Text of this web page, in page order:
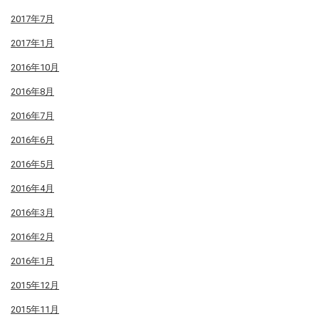
2017年7月
2017年1月
2016年10月
2016年8月
2016年7月
2016年6月
2016年5月
2016年4月
2016年3月
2016年2月
2016年1月
2015年12月
2015年11月